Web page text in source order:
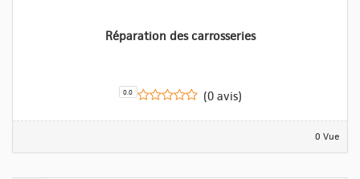
Réparation des carrosseries
0.0 (0 avis)
0 Vue